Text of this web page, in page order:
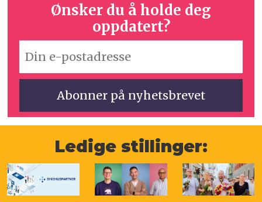
Ønsker du å holde deg
oppdatert?
Ledige stillinger: